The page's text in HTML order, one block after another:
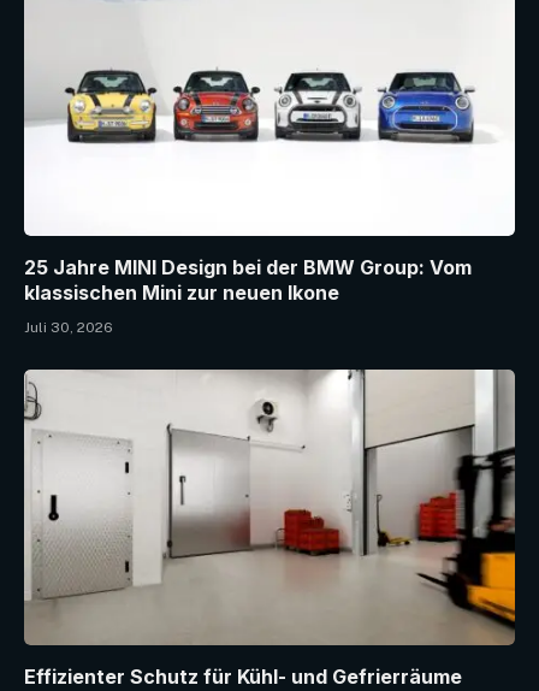
25 Jahre MINI Design bei der BMW Group: Vom
klassischen Mini zur neuen Ikone
Juli 30, 2026
Effizienter Schutz für Kühl- und Gefrierräume